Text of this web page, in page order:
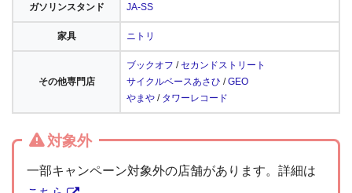
ガソリンスタンド JA-SS
家具 ニトリ
その他専門店
ブックオフ /セカンドストリート
サイクルベースあさひ /GEO
やまや / タワーレコード
対象外
一部キャンペーン対象外の店舗があります。詳細は